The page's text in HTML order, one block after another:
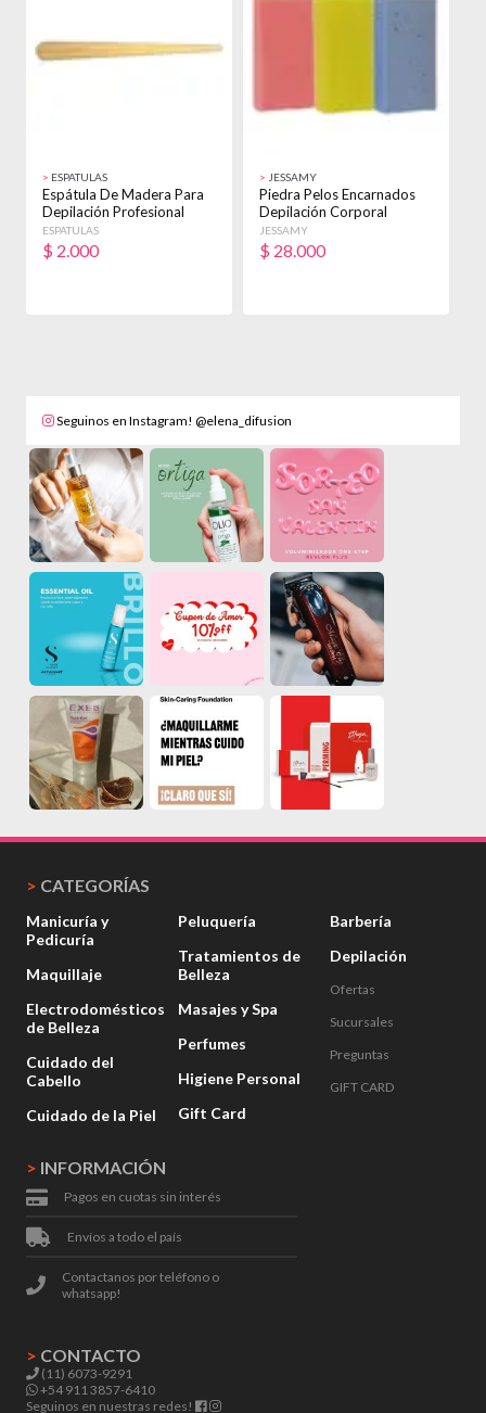
> ESPATULAS
Espátula De Madera Para
Depilación Profesional
24cm
ESPATULAS
$ 2.000
> JESSAMY
Piedra Pelos Encarnados
Depilación Corporal
Profesional X12
JESSAMY
$ 28.000
Seguinos en Instagram! @elena_difusion
> INFORMACIÓN
Pagos en cuotas sin interés
Envíos a todo el país
Contactanos por teléfono o
whatsapp!
> CATEGORÍAS
Manicuría y
Pedicuría
Maquillaje
Electrodomésticos
de Belleza
Cuidado del
Cabello
Cuidado de la Piel
Peluquería
Tratamientos de
Belleza
Masajes y Spa
Perfumes
Higiene Personal
Gift Card
Barbería
Depilación
Ofertas
Sucursales
Preguntas
GIFT CARD
> CONTACTO
(11) 6073-9291
+54 911 3857-6410
Seguinos en nuestras redes!